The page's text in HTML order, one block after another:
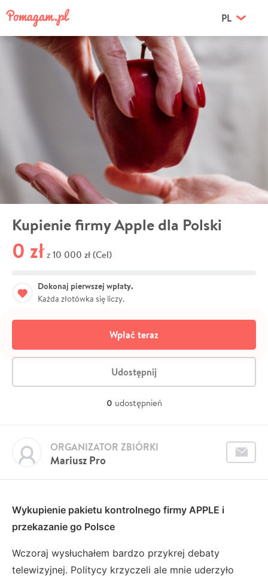
PL
Kupienie firmy Apple dla Polski
0 zł z 10 000 zł (Cel)
Dokonaj pierwszej wpłaty.
Każda złotówka się liczy.
Wpłać teraz
Udostępnij
0 udostępnień
Mariusz Pro
ORGANIZATOR ZBIÓRKI
Wykupienie pakietu kontrolnego firmy APPLE i
przekazanie go Polsce
Wczoraj wysłuchałem bardzo przykrej debaty
telewizyjnej. Politycy krzyczeli ale mnie uderzyło